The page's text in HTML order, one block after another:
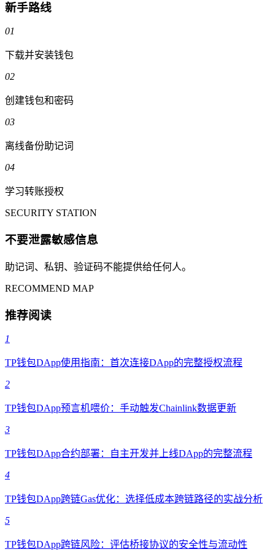
新手路线
01
下载并安装钱包
02
创建钱包和密码
03
离线备份助记词
04
学习转账授权
SECURITY STATION
不要泄露敏感信息
助记词、私钥、验证码不能提供给任何人。
RECOMMEND MAP
推荐阅读
1
TP钱包DApp使用指南：首次连接DApp的完整授权流程
2
TP钱包DApp预言机喂价：手动触发Chainlink数据更新
3
TP钱包DApp合约部署：自主开发并上线DApp的完整流程
4
TP钱包DApp跨链Gas优化：选择低成本跨链路径的实战分析
5
TP钱包DApp跨链风险：评估桥接协议的安全性与流动性